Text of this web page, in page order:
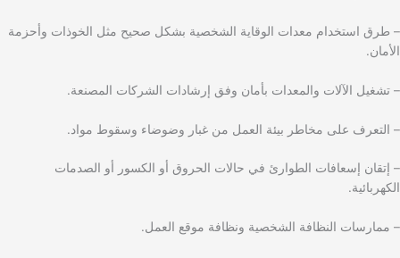
– طرق استخدام معدات الوقاية الشخصية بشكل صحيح مثل الخوذات وأحزمة
الأمان.
– تشغيل الآلات والمعدات بأمان وفق إرشادات الشركات المصنعة.
– التعرف على مخاطر بيئة العمل من غبار وضوضاء وسقوط مواد.
– إتقان إسعافات الطوارئ في حالات الحروق أو الكسور أو الصدمات
الكهربائية.
– ممارسات النظافة الشخصية ونظافة موقع العمل.